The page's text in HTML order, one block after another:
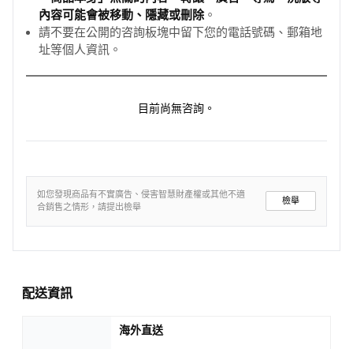
內容可能會被移動、隱藏或刪除。
請不要在公開的咨詢板塊中留下您的電話號碼、郵箱地
址等個人資訊。
目前尚無咨詢。
如您發現商品有不實廣告、侵害智慧財產權或其他不適
合銷售之情形，請提出檢舉
檢舉
配送資訊
海外直送